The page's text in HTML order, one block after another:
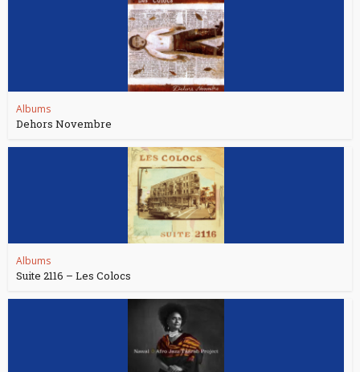
Albums
Dehors Novembre
Albums
Suite 2116 – Les Colocs